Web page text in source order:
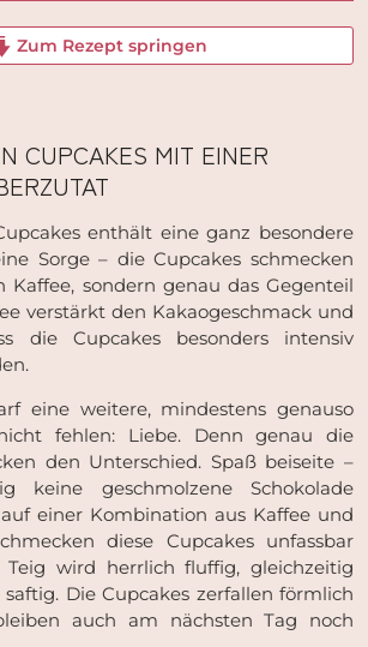
Zum Rezept springen
CUPCAKES MIT EINER
enthält eine ganz besondere
Sorge – die Cupcakes schmecken
Kaffee, sondern genau das Gegenteil
verstärkt den Kakaogeschmack und
die Cupcakes besonders intensiv
eine weitere, mindestens genauso
fehlen: Liebe. Denn genau die
den Unterschied. Spaß beiseite –
keine geschmolzene Schokolade
einer Kombination aus Kaffee und
diese Cupcakes unfassbar
Teig wird herrlich fluffig, gleichzeitig
Die Cupcakes zerfallen förmlich
auch am nächsten Tag noch